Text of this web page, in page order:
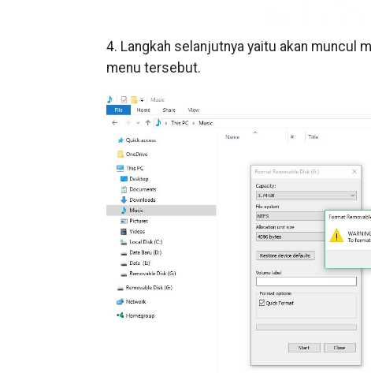
4. Langkah selanjutnya yaitu akan muncul
menu tersebut.